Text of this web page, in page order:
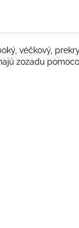
véčkový,
zozadu